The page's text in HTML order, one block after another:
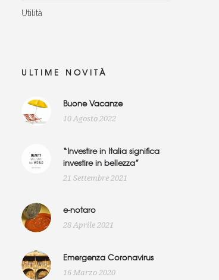
Utilità
ULTIME NOVITÀ
Buone Vacanze
10 Agosto 2022
“Investire in Italia significa
investire in bellezza”
21 Settembre 2021
e-notaro
28 Aprile 2021
Emergenza Coronavirus
16 Marzo 2020